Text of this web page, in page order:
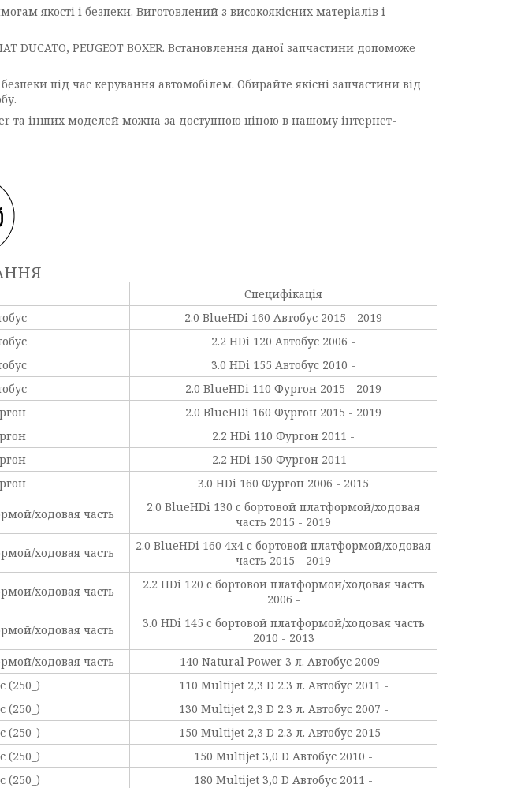
якості і безпеки. Виготовлений з високоякісних матеріалів і
DUCATO, PEUGEOT BOXER. Встановлення даної запчастини допоможе
під час керування автомобілем. Обирайте якісні запчастини від
та інших моделей можна за доступною ціною в нашому інтернет-
Специфікація
2.0 BlueHDi 160 Автобус 2015 - 2019
2.2 HDi 120 Автобус 2006 -
3.0 HDi 155 Автобус 2010 -
2.0 BlueHDi 110 Фургон 2015 - 2019
2.0 BlueHDi 160 Фургон 2015 - 2019
2.2 HDi 110 Фургон 2011 -
2.2 HDi 150 Фургон 2011 -
3.0 HDi 160 Фургон 2006 - 2015
ходовая часть
2.0 BlueHDi 130 c бортовой платформой/ходовая
часть 2015 - 2019
ходовая часть
2.0 BlueHDi 160 4x4 c бортовой платформой/ходовая
часть 2015 - 2019
ходовая часть
2.2 HDi 120 c бортовой платформой/ходовая часть
2006 -
ходовая часть
3.0 HDi 145 c бортовой платформой/ходовая часть
2010 - 2013
ходовая часть
140 Natural Power 3 л. Автобус 2009 -
(250_)
110 Multijet 2,3 D 2.3 л. Автобус 2011 -
(250_)
130 Multijet 2,3 D 2.3 л. Автобус 2007 -
(250_)
150 Multijet 2,3 D 2.3 л. Автобус 2015 -
(250_)
150 Multijet 3,0 D Автобус 2010 -
(250_)
180 Multijet 3,0 D Автобус 2011 -